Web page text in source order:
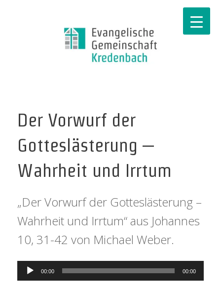
Der Vorwurf der
Gotteslästerung –
Wahrheit und Irrtum
„Der Vorwurf der Gotteslästerung –
Wahrheit und Irrtum“ aus Johannes
10, 31-42 von Michael Weber.
Audio-
00:00 00:00